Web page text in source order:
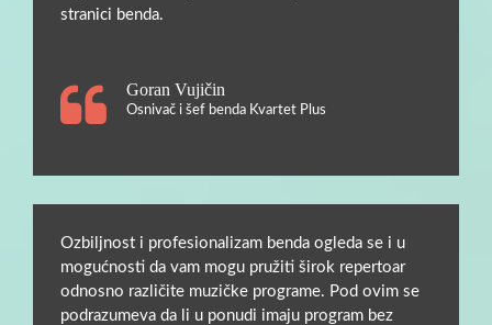
stranici benda.
Goran Vujičin
Osnivač i šef benda Kvartet Plus
Ozbiljnost i profesionalizam benda ogleda se i u
mogućnosti da vam mogu pružiti širok repertoar
odnosno različite muzičke programe. Pod ovim se
podrazumeva da li u ponudi imaju program bez